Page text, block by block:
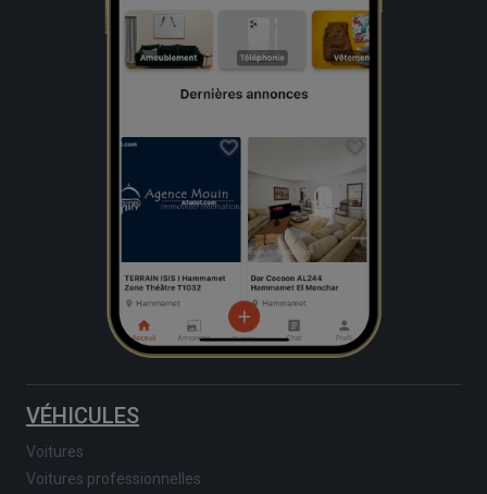
VÉHICULES
Voitures
Voitures professionnelles